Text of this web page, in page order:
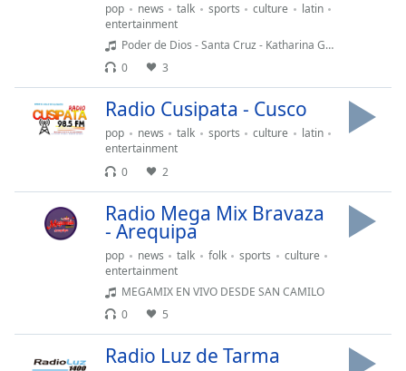
Caption
Opacity
Text
Edge
pop news talk sports culture
latin
entertainment
Poder de Dios - Santa Cruz - Katharina Guachalla - Espíritu de Dios
0
3
Radio Cusipata - Cusco
pop news talk sports culture
latin
entertainment
0
2
Radio Mega Mix Bravaza
- Arequipa
pop news talk folk sports
culture
entertainment
MEGAMIX EN VIVO DESDE SAN CAMILO
0
5
Radio Luz de Tarma